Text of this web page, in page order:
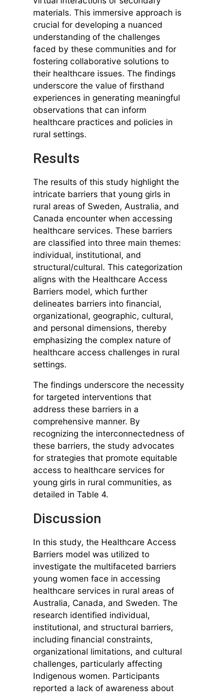
materials. This immersive approach is
crucial for developing a nuanced
understanding of the challenges
faced by these communities and for
fostering collaborative solutions to
their healthcare issues. The findings
underscore the value of firsthand
experiences in generating meaningful
observations that can inform
healthcare practices and policies in
rural settings.
Results
The results of this study highlight the
intricate barriers that young girls in
rural areas of Sweden, Australia, and
Canada encounter when accessing
healthcare services. These barriers
are classified into three main themes:
individual, institutional, and
structural/cultural. This categorization
aligns with the Healthcare Access
Barriers model, which further
delineates barriers into financial,
organizational, geographic, cultural,
and personal dimensions, thereby
emphasizing the complex nature of
healthcare access challenges in rural
settings.
The findings underscore the necessity
for targeted interventions that
address these barriers in a
comprehensive manner. By
recognizing the interconnectedness of
these barriers, the study advocates
for strategies that promote equitable
access to healthcare services for
young girls in rural communities, as
detailed in Table 4.
Discussion
In this study, the Healthcare Access
Barriers model was utilized to
investigate the multifaceted barriers
young women face in accessing
healthcare services in rural areas of
Australia, Canada, and Sweden. The
research identified individual,
institutional, and structural barriers,
including financial constraints,
organizational limitations, and cultural
challenges, particularly affecting
Indigenous women. Participants
reported a lack of awareness about